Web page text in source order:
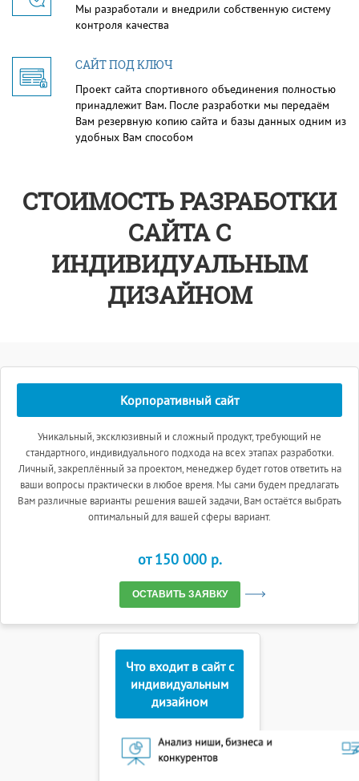
Мы разработали и внедрили собственную систему
контроля качества
САЙТ ПОД КЛЮЧ
Проект сайта спортивного объединения полностью
принадлежит Вам. После разработки мы передаём
Вам резервную копию сайта и базы данных одним из
удобных Вам способом
СТОИМОСТЬ РАЗРАБОТКИ
САЙТА С
ИНДИВИДУАЛЬНЫМ
ДИЗАЙНОМ
Корпоративный сайт
Уникальный, эксклюзивный и сложный продукт, требующий не
стандартного, индивидуального подхода на всех этапах разработки.
Личный, закреплённый за проектом, менеджер будет готов ответить на
ваши вопросы практически в любое время. Мы сами будем предлагать
Вам различные варианты решения вашей задачи, Вам остаётся выбрать
оптимальный для вашей сферы вариант.
от 150 000 p.
ОСТАВИТЬ ЗАЯВКУ
Что входит в сайт с
индивидуальным
дизайном